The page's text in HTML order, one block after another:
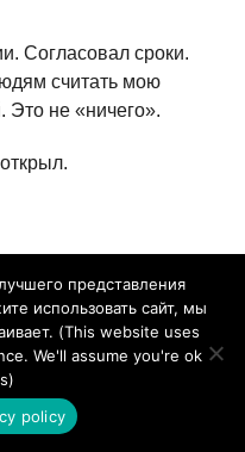
Согласовал сроки.
считать мою
Это не «ничего».
внимательно, что он
представления
использовать сайт, мы
(This website uses
We'll assume you're ok
policy